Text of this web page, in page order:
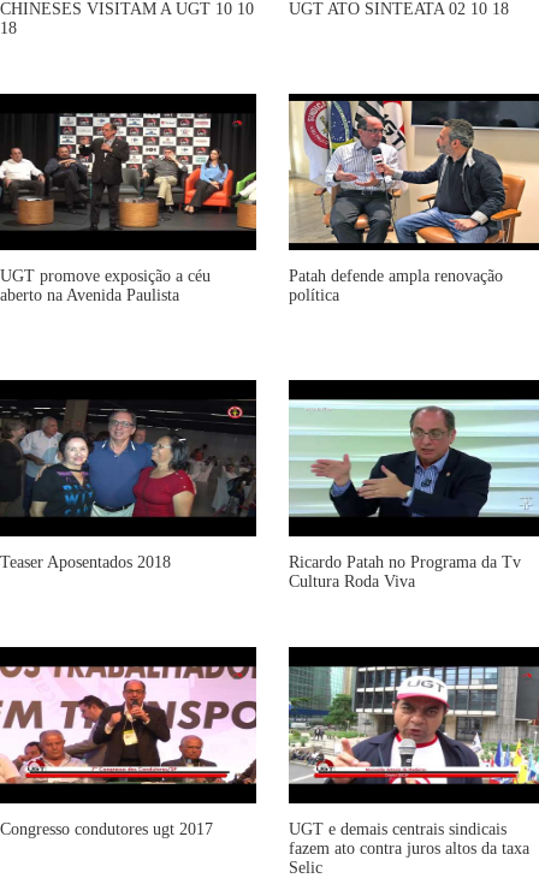
CHINESES VISITAM A UGT 10 10
18
UGT ATO SINTEATA 02 10 18
UGT promove exposição a céu
aberto na Avenida Paulista
Patah defende ampla renovação
política
Teaser Aposentados 2018
Ricardo Patah no Programa da Tv
Cultura Roda Viva
Congresso condutores ugt 2017
UGT e demais centrais sindicais
fazem ato contra juros altos da taxa
Selic